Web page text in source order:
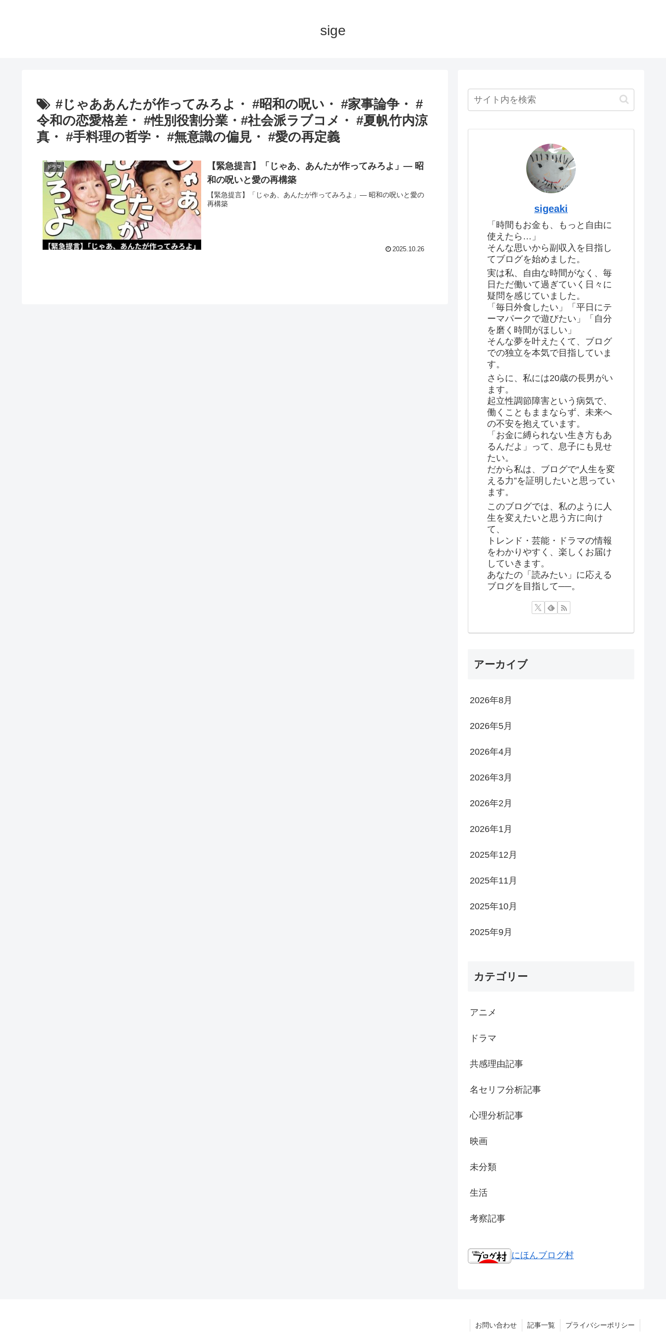
sige
#じゃああんたが作ってみろよ・ #昭和の呪い・ #家事論争・ #
令和の恋愛格差・ #性別役割分業・#社会派ラブコメ・ #夏帆竹内涼
真・ #手料理の哲学・ #無意識の偏見・ #愛の再定義
ドラマ
【緊急提言】「じゃあ、あんたが作ってみろよ」— 昭
和の呪いと愛の再構築
【緊急提言】「じゃあ、あんたが作ってみろよ」— 昭和の呪いと愛の
再構築
2025.10.26
sigeaki
「時間もお金も、もっと自由に
使えたら…」
そんな思いから副収入を目指し
てブログを始めました。
実は私、自由な時間がなく、毎
日ただ働いて過ぎていく日々に
疑問を感じていました。
「毎日外食したい」「平日にテ
ーマパークで遊びたい」「自分
を磨く時間がほしい」
そんな夢を叶えたくて、ブログ
での独立を本気で目指していま
す。
さらに、私には20歳の長男がい
ます。
起立性調節障害という病気で、
働くこともままならず、未来へ
の不安を抱えています。
「お金に縛られない生き方もあ
るんだよ」って、息子にも見せ
たい。
だから私は、ブログで“人生を変
える力”を証明したいと思ってい
ます。
このブログでは、私のように人
生を変えたいと思う方に向け
て、
トレンド・芸能・ドラマの情報
をわかりやすく、楽しくお届け
していきます。
あなたの「読みたい」に応える
ブログを目指して──。
アーカイブ
2026年8月
2026年5月
2026年4月
2026年3月
2026年2月
2026年1月
2025年12月
2025年11月
2025年10月
2025年9月
カテゴリー
アニメ
ドラマ
共感理由記事
名セリフ分析記事
心理分析記事
映画
未分類
生活
考察記事
にほんブログ村
お問い合わせ 記事一覧 プライバシーポリシー